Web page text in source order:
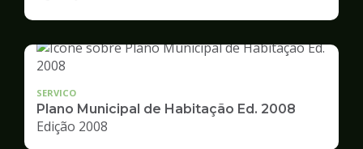
Desenvolvimento
Urbano
SERVICO
Plano Municipal de Habitação Ed. 2008
Edição 2008